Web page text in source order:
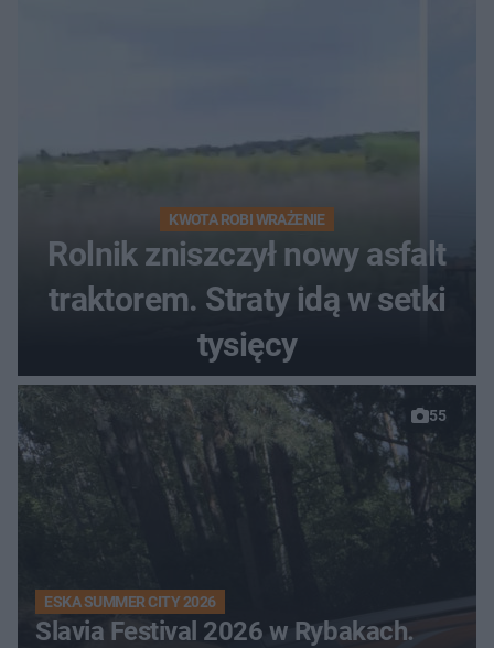
KWOTA ROBI WRAŻENIE
Rolnik zniszczył nowy asfalt
traktorem. Straty idą w setki
tysięcy
55
ESKA SUMMER CITY 2026
Slavia Festival 2026 w Rybakach.